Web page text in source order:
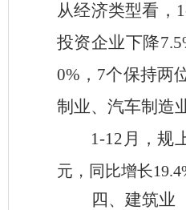
从经济类型看，
投资企业下降
0% ， 7个保持两
制业、汽车制造
1-12 月，规
元，同比增长
四、建筑业